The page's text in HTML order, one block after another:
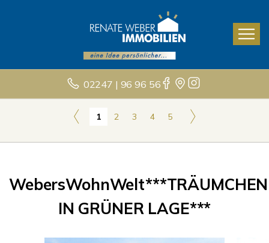
02247 | 96 96 56
1 2 3 4 5
WebersWohnWelt***TRÄUMCHEN
IN GRÜNER LAGE***